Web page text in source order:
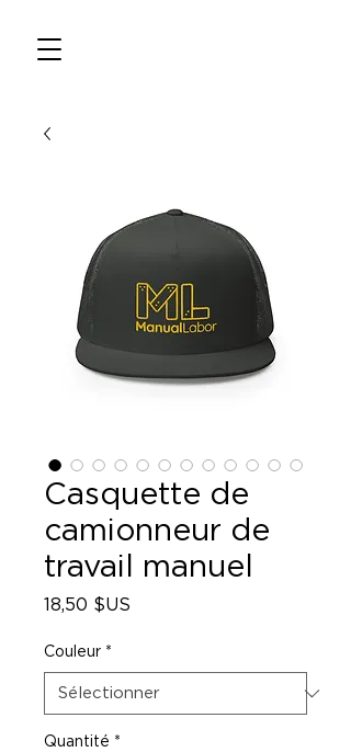
Casquette de
camionneur de
travail manuel
18,50 $US
Couleur *
Quantité *